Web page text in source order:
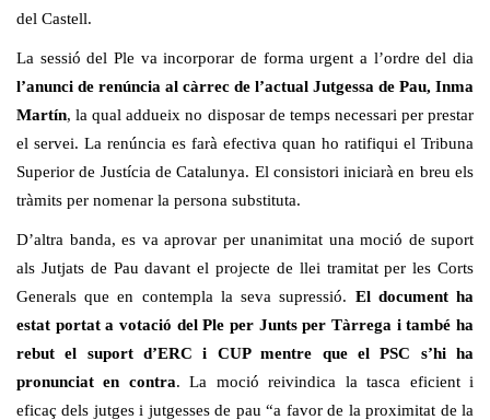
del Castell.
La sessió del Ple va incorporar de forma urgent a l’ordre del dia
l’anunci de renúncia al càrrec de l’actual Jutgessa de Pau, Inma
Martín, la qual addueix no disposar de temps necessari per prestar
el servei. La renúncia es farà efectiva quan ho ratifiqui el Tribuna
Superior de Justícia de Catalunya. El consistori iniciarà en breu els
tràmits per nomenar la persona substituta.
D’altra banda, es va aprovar per unanimitat una moció de suport
als Jutjats de Pau davant el projecte de llei tramitat per les Corts
Generals que en contempla la seva supressió. El document ha
estat portat a votació del Ple per Junts per Tàrrega i també ha
rebut el suport d’ERC i CUP mentre que el PSC s’hi ha
pronunciat en contra. La moció reivindica la tasca eficient i
eficaç dels jutges i jutgesses de pau “a favor de la proximitat de la